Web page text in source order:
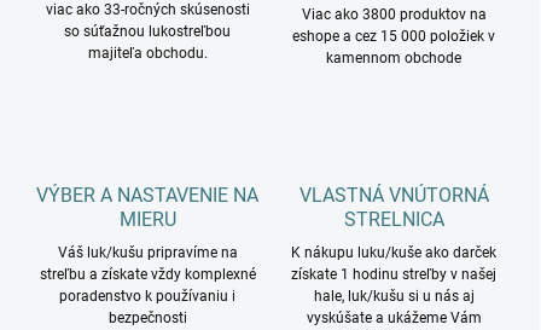
viac ako 33-ročných skúsenosti
so súťažnou lukostreľbou
majiteľa obchodu.
Viac ako 3800 produktov na
eshope a cez 15 000 položiek v
kamennom obchode
VÝBER A NASTAVENIE NA
MIERU
Váš luk/kušu pripravíme na
streľbu a získate vždy komplexné
poradenstvo k používaniu i
bezpečnosti
VLASTNÁ VNÚTORNÁ
STRELNICA
K nákupu luku/kuše ako darček
získate 1 hodinu streľby v našej
hale, luk/kušu si u nás aj
vyskúšate a ukážeme Vám